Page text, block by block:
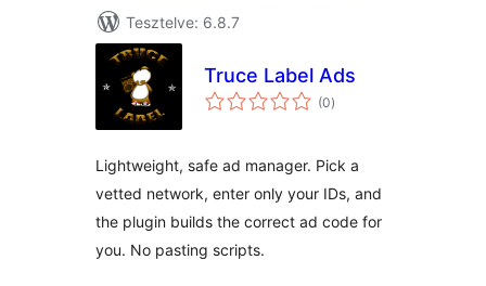
Tesztelve: 6.8.7
Truce Label Ads
(0értékelés
összesen
)
Lightweight, safe ad manager. Pick a
vetted network, enter only your IDs, and
the plugin builds the correct ad code for
you. No pasting scripts.